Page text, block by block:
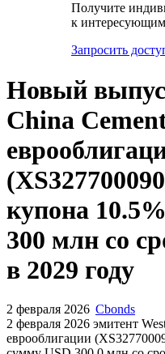
в публичном
к
Запросить доступ
Новый
China
купона
в 2029 году